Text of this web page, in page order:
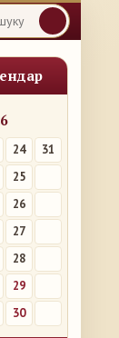
24
31
25
26
27
28
29
30